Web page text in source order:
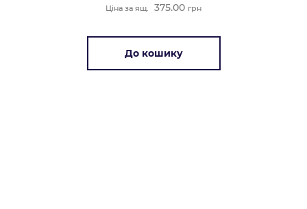
Ціна за ящ. 375.00 грн
До кошику